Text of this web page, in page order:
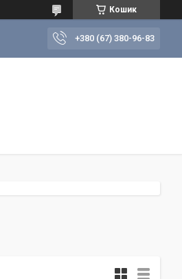
Кошик
+380 (67) 380-96-83